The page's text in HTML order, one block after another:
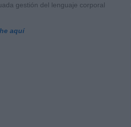
gestión del lenguaje corporal
aquí